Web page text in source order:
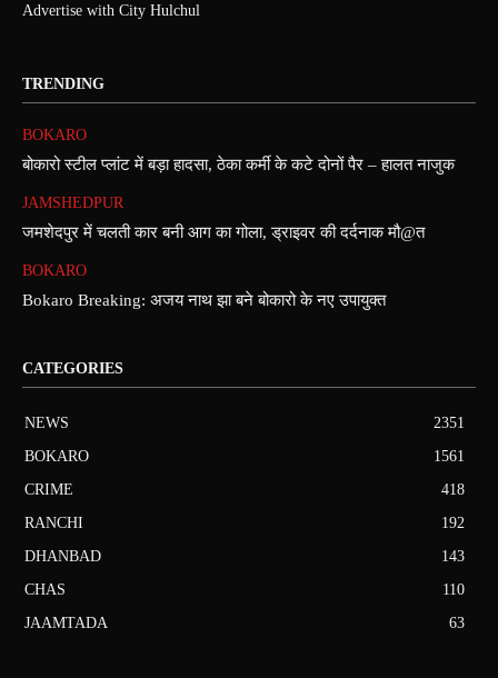
Advertise with City Hulchul
TRENDING
BOKARO
बोकारो स्टील प्लांट में बड़ा हादसा, ठेका कर्मी के कटे दोनों पैर – हालत नाजुक
JAMSHEDPUR
जमशेदपुर में चलती कार बनी आग का गोला, ड्राइवर की दर्दनाक मौ@त
BOKARO
Bokaro Breaking: अजय नाथ झा बने बोकारो के नए उपायुक्त
CATEGORIES
NEWS
2351
BOKARO
1561
CRIME
418
RANCHI
192
DHANBAD
143
CHAS
110
JAAMTADA
63